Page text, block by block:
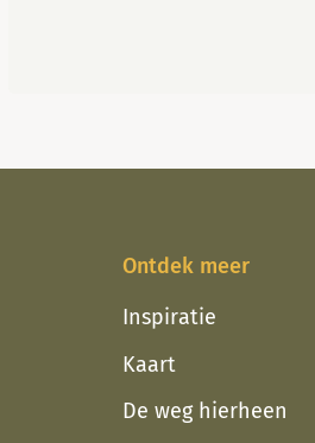
Ontdek meer
Inspiratie
Kaart
De weg hierheen